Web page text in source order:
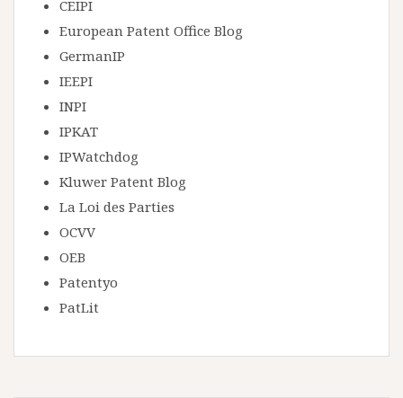
CEIPI
European Patent Office Blog
GermanIP
IEEPI
INPI
IPKAT
IPWatchdog
Kluwer Patent Blog
La Loi des Parties
OCVV
OEB
Patentyo
PatLit